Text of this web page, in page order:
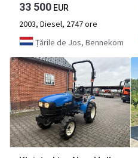
33 500 EUR
2003, Diesel, 2747 ore
Țările de Jos, Bennekom